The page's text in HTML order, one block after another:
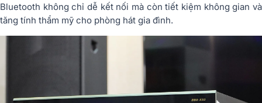
Bluetooth không chỉ dễ kết nối mà còn tiết kiệm không gian và
tăng tính thẩm mỹ cho phòng hát gia đình.